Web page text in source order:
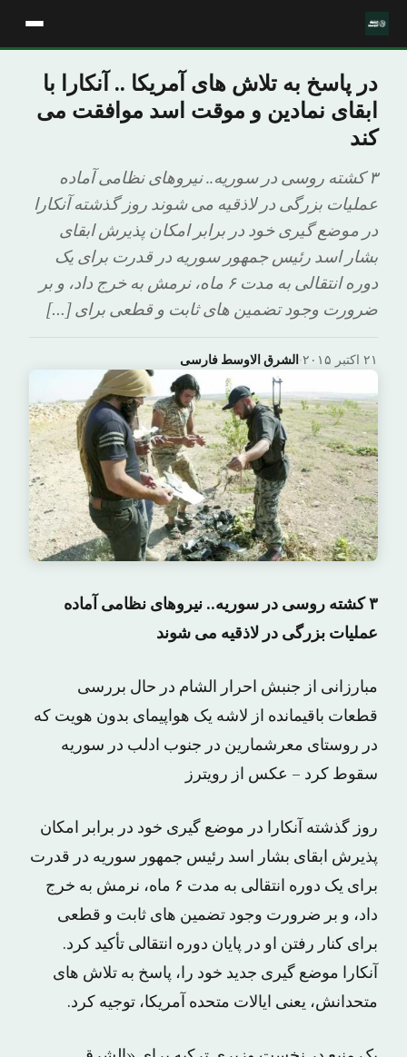
در پاسخ به تلاش های آمریکا .. آنکارا با
ابقای نمادین و موقت اسد موافقت می
کند
۳ کشته روسی در سوریه.. نیروهای نظامی آماده
عملیات بزرگی در لاذقیه می شوند روز گذشته آنکارا
در موضع گیری خود در برابر امکان پذیرش ابقای
بشار اسد رئیس جمهور سوریه در قدرت برای یک
دوره انتقالی به مدت ۶ ماه، نرمش به خرج داد، و بر
ضرورت وجود تضمین های ثابت و قطعی برای […]
الشرق الاوسط فارسی· ۲۱ اکتبر ۲۰۱۵
۳ کشته روسی در سوریه.. نیروهای نظامی آماده
عملیات بزرگی در لاذقیه می شوند
مبارزانی از جنبش احرار الشام در حال بررسی
قطعات باقیمانده از لاشه یک هواپیمای بدون هویت که
در روستای معرشمارین در جنوب ادلب در سوریه
سقوط کرد – عکس از رویترز
روز گذشته آنکارا در موضع گیری خود در برابر امکان
پذیرش ابقای بشار اسد رئیس جمهور سوریه در قدرت
برای یک دوره انتقالی به مدت ۶ ماه، نرمش به خرج
داد، و بر ضرورت وجود تضمین های ثابت و قطعی
برای کنار رفتن او در پایان دوره انتقالی تأکید کرد.
آنکارا موضع گیری جدید خود را، پاسخ به تلاش های
متحدانش، یعنی ایالات متحده آمریکا، توجیه کرد.